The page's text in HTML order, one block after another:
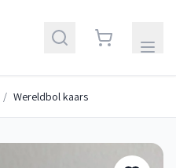
/ Wereldbol kaars